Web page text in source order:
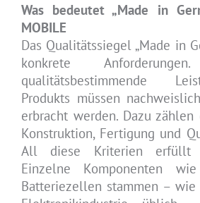
Was bedeutet „Made in
MOBILE
Das Qualitätssiegel „Made in
konkrete
qualitätsbestimmende
Produkts müssen
erbracht werden. Dazu
Konstruktion, Fertigung und
All diese Kriterien erfüllt
Einzelne Komponenten
Batteriezellen stammen –